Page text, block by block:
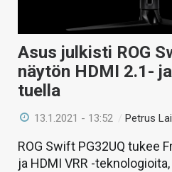
Asus julkisti ROG
näytön HDMI 2.1-
tuella
13.1.2021 - 13:52 / Petrus
ROG Swift PG32UQ tukee
ja HDMI VRR -